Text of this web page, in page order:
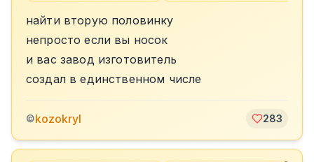
найти вторую половинку
непросто если вы носок
и вас завод изготовитель
создал в единственном числе
©kozokryl 283